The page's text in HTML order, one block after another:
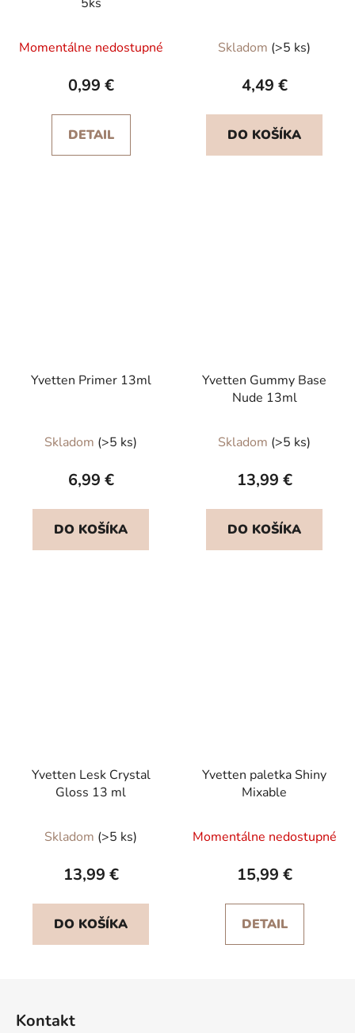
Momentálne nedostupné
0,99 €
DETAIL
Skladom (>5 ks)
4,49 €
DO KOŠÍKA
Yvetten Primer 13ml
hodnotenie
produktu
5,0
z
Skladom (>5 ks)
6,99 €
DO KOŠÍKA
Yvetten Gummy Base
Nude 13ml
hodnotenie
produktu
5,0
z
Skladom (>5 ks)
13,99 €
DO KOŠÍKA
Yvetten Lesk Crystal
Gloss 13 ml
hodnotenie
produktu
5,0
z
Skladom (>5 ks)
13,99 €
DO KOŠÍKA
Yvetten paletka Shiny
Mixable
Momentálne nedostupné
15,99 €
DETAIL
Kontakt